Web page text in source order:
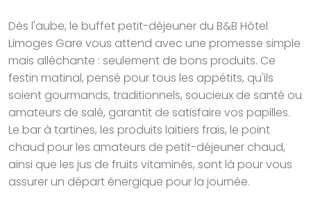
Dès l'aube, le buffet petit-déjeuner du B&B Hôtel
Limoges Gare vous attend avec une promesse simple
mais alléchante : seulement de bons produits. Ce
festin matinal, pensé pour tous les appétits, qu'ils
soient gourmands, traditionnels, soucieux de santé ou
amateurs de salé, garantit de satisfaire vos papilles.
Le bar à tartines, les produits laitiers frais, le point
chaud pour les amateurs de petit-déjeuner chaud,
ainsi que les jus de fruits vitaminés, sont là pour vous
assurer un départ énergique pour la journée.